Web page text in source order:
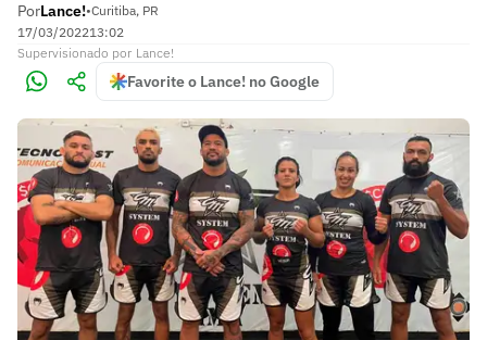
PorLance!•Curitiba, PR
17/03/202213:02
Supervisionado por Lance!
Favorite o Lance! no Google